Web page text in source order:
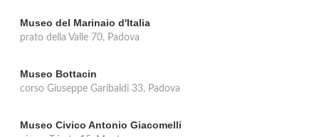
Museo del Marinaio d'Italia
prato della Valle 70, Padova
Museo Bottacin
corso Giuseppe Garibaldi 33, Padova
Museo Civico Antonio Giacomelli